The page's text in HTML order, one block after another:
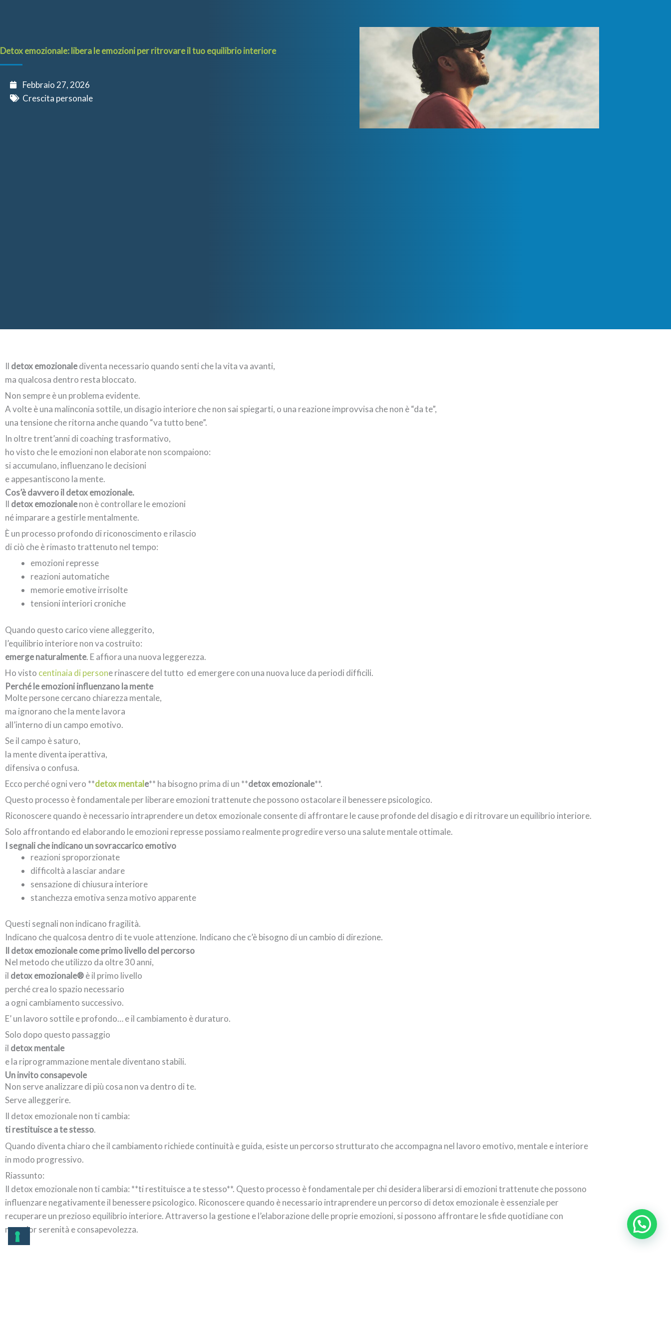
Detox emozionale: libera le emozioni per ritrovare il tuo equilibrio interiore
Febbraio 27, 2026
Crescita personale
Il detox emozionalediventa necessario quando senti che la vita va avanti,
ma qualcosa dentro resta bloccato.
Non sempre è un problema evidente.
A volte è una malinconia sottile, un disagio interiore che non sai spiegarti, o una reazione improvvisa che non è “da te”,
una tensione che ritorna anche quando “va tutto bene”.
In oltre trent’anni di coaching trasformativo,
ho visto che le emozioni non elaborate non scompaiono:
si accumulano, influenzano le decisioni
e appesantiscono la mente.
Cos’è davvero il detox emozionale.
Il detox emozionalenon è controllare le emozioni
né imparare a gestirle mentalmente.
È un processo profondo di riconoscimento e rilascio
di ciò che è rimasto trattenuto nel tempo:
emozioni represse
reazioni automatiche
memorie emotive irrisolte
tensioni interiori croniche
Quando questo carico viene alleggerito,
l’equilibrio interiore non va costruito:
emerge naturalmente. E affiora una nuova leggerezza.
Ho visto centinaia di persone rinascere del tutto ed emergere con una nuova luce da periodi difficili.
Perché le emozioni influenzano la mente
Molte persone cercano chiarezza mentale,
ma ignorano che la mente lavora
all’interno di un campo emotivo.
Se il campo è saturo,
la mente diventa iperattiva,
difensiva o confusa.
Ecco perché ogni vero **detox mentale** ha bisogno prima di un **detox emozionale**.
Questo processo è fondamentale per liberare emozioni trattenute che possono ostacolare il benessere psicologico.
Riconoscere quando è necessario intraprendere un detox emozionale consente di affrontare le cause profonde del disagio e di ritrovare un equilibrio interiore.
Solo affrontando ed elaborando le emozioni represse possiamo realmente progredire verso una salute mentale ottimale.
I segnali che indicano un sovraccarico emotivo
reazioni sproporzionate
difficoltà a lasciar andare
sensazione di chiusura interiore
stanchezza emotiva senza motivo apparente
Questi segnali non indicano fragilità.
Indicano che qualcosa dentro di te vuole attenzione. Indicano che c’è bisogno di un cambio di direzione.
Il detox emozionale come primo livello del percorso
Nel metodo che utilizzo da oltre 30 anni,
il detox emozionale®è il primo livello
perché crea lo spazio necessario
a ogni cambiamento successivo.
E’ un lavoro sottile e profondo… e il cambiamento è duraturo.
Solo dopo questo passaggio
il detox mentale
e la riprogrammazione mentale diventano stabili.
Un invito consapevole
Non serve analizzare di più cosa non va dentro di te.
Serve alleggerire.
Il detox emozionale non ti cambia:
ti restituisce a te stesso.
Quando diventa chiaro che il cambiamento richiede continuità e guida, esiste un percorso strutturato che accompagna nel lavoro emotivo, mentale e interiore
in modo progressivo.
Riassunto:
Il detox emozionale non ti cambia: **ti restituisce a te stesso**. Questo processo è fondamentale per chi desidera liberarsi di emozioni trattenute che possono
influenzare negativamente il benessere psicologico. Riconoscere quando è necessario intraprendere un percorso di detox emozionale è essenziale per
recuperare un prezioso equilibrio interiore. Attraverso la gestione e l’elaborazione delle proprie emozioni, si possono affrontare le sfide quotidiane con
maggior serenità e consapevolezza.